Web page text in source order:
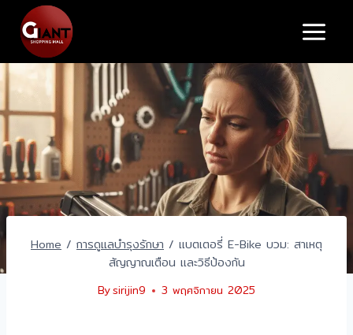
content
Home / การดูแลบำรุงรักษา / แบตเตอรี่ E-Bike บวม: สาเหตุ
สัญญาณเตือน และวิธีป้องกัน
Bysirijin9 3 พฤศจิกายน 2025